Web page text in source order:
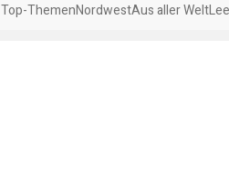
Top-ThemenNordwestAus aller Welt